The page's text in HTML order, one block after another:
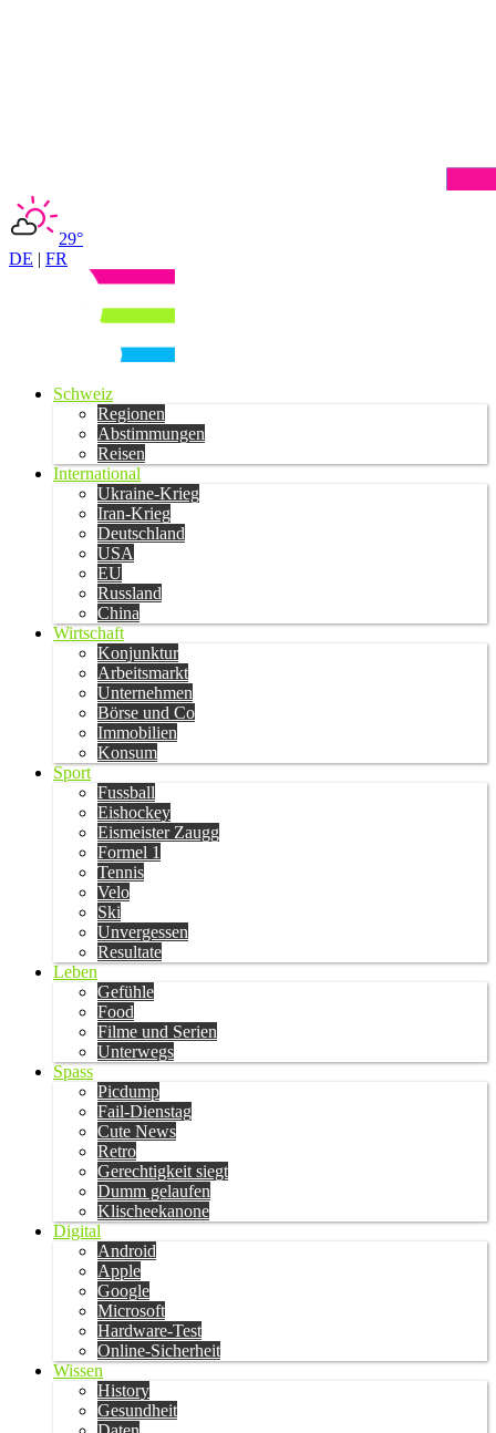
29°
DE | FR
Schweiz
Regionen
Abstimmungen
Reisen
International
Ukraine-Krieg
Iran-Krieg
Deutschland
USA
EU
Russland
China
Wirtschaft
Konjunktur
Arbeitsmarkt
Unternehmen
Börse und Co
Immobilien
Konsum
Sport
Fussball
Eishockey
Eismeister Zaugg
Formel 1
Tennis
Velo
Ski
Unvergessen
Resultate
Leben
Gefühle
Food
Filme und Serien
Unterwegs
Spass
Picdump
Fail-Dienstag
Cute News
Retro
Gerechtigkeit siegt
Dumm gelaufen
Klischeekanone
Digital
Android
Apple
Google
Microsoft
Hardware-Test
Online-Sicherheit
Wissen
History
Gesundheit